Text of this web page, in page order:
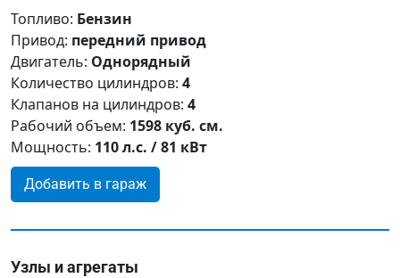
Топливо: Бензин
Привод: передний привод
Двигатель: Однорядный
Количество цилиндров: 4
Клапанов на цилиндров: 4
Рабочий объем: 1598 куб. см.
Мощность: 110 л.с. / 81 кВт
Добавить в гараж
Узлы и агрегаты